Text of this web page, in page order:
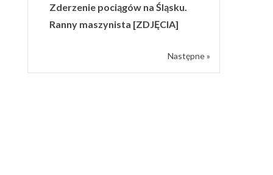
Zderzenie pociągów na Śląsku.
Ranny maszynista [ZDJĘCIA]
Następne »